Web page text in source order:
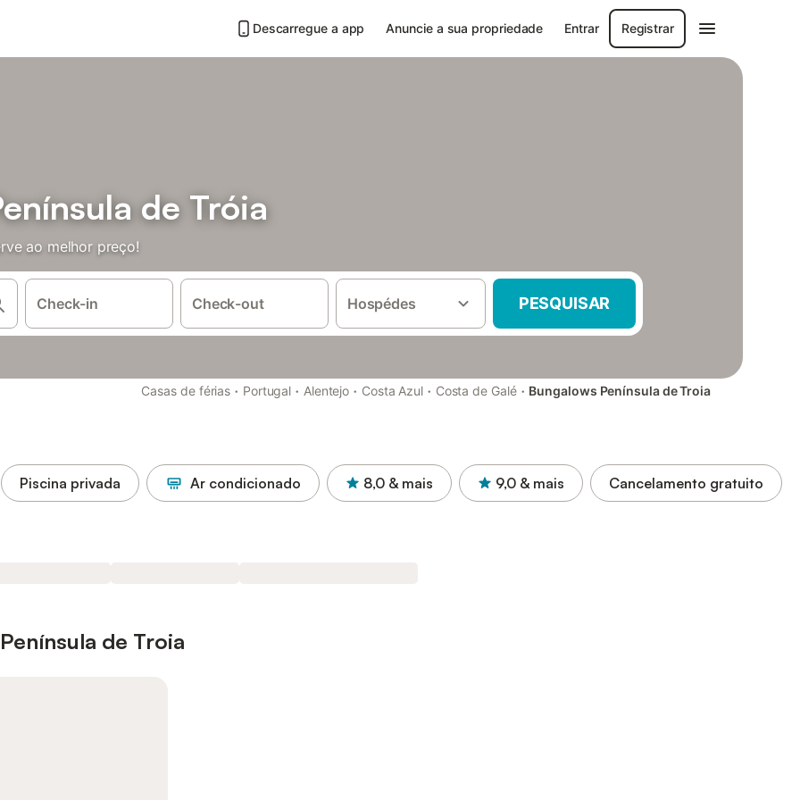
Descarregue a app Anuncie a sua propriedade Entrar Registrar
de Tróia
ao melhor preço!
Check-in Check-out Hospédes PESQUISAR
Casas de férias · Portugal · Alentejo · Costa Azul · Costa de Galé · Bungalows Península de Troia
Piscina privada Ar condicionado 8,0 & mais 9,0 & mais Cancelamento gratuito
de Troia